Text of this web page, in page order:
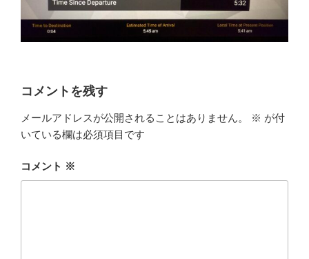
コメントを残す
メールアドレスが公開されることはありません。 ※ が付
いている欄は必須項目です
コメント ※